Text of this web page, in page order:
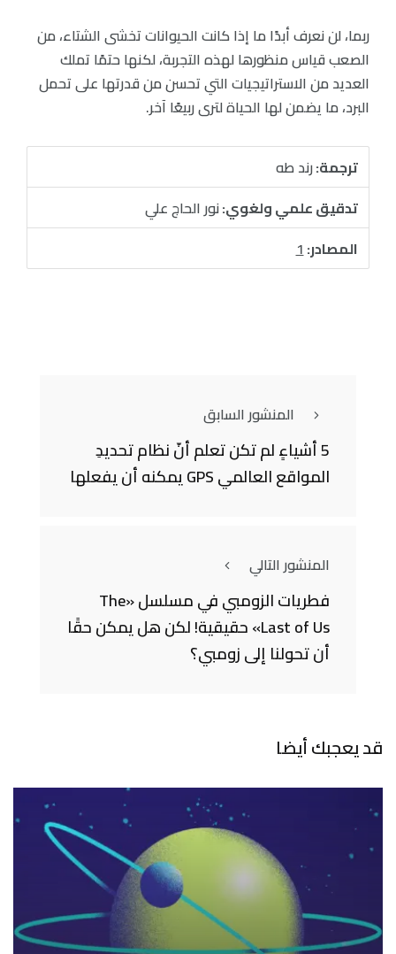
ربما، لن نعرف أبدًا ما إذا كانت الحيوانات تخشى الشتاء، من
الصعب قياس منظورها لهذه التجربة، لكنها حتمًا تملك
العديد من الاستراتيجيات التي تحسن من قدرتها على تحمل
البرد، ما يضمن لها الحياة لترى ربيعًا آخر.
ترجمة:رند طه
تدقيق علمي ولغوي:نور الحاج علي
المصادر:1
المنشور السابق
5 أشياءٍ لم تكن تعلم أنّ نظام تحديدِ
المواقع العالمي GPS يمكنه أن يفعلها
المنشور التالي
فطريات الزومبي في مسلسل «The
Last of Us» حقيقية! لكن هل يمكن حقًا
أن تحولنا إلى زومبي؟
قد يعجبك أيضا